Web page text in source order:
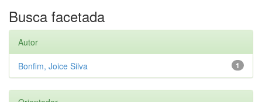
Busca facetada
Autor
1
Bonfim, Joice Silva